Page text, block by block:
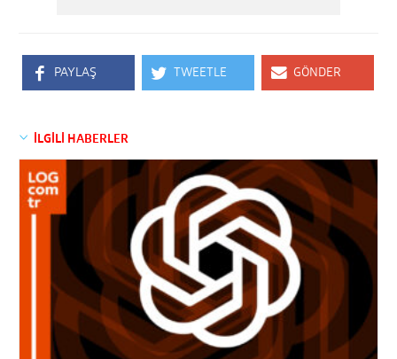
PAYLAŞ TWEETLE GÖNDER
İLGİLİ HABERLER